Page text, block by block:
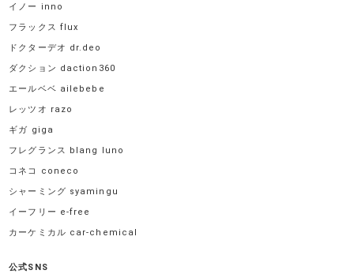
イノー inno
フラックス flux
ドクターデオ dr.deo
ダクション daction360
エールベベ ailebebe
レッツオ razo
ギガ giga
フレグランス blang luno
コネコ coneco
シャーミング syamingu
イーフリー e-free
カーケミカル car-chemical
公式SNS